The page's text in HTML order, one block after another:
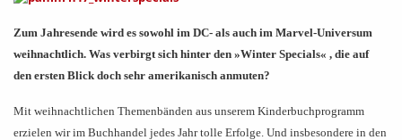
Zum Jahresende wird es sowohl im DC- als auch im Marvel-Universum
weihnachtlich. Was verbirgt sich hinter den »Winter Specials« , die auf
den ersten Blick doch sehr amerikanisch anmuten?
Mit weihnachtlichen Themenbänden aus unserem Kinderbuchprogramm
erzielen wir im Buchhandel jedes Jahr tolle Erfolge. Und insbesondere in den